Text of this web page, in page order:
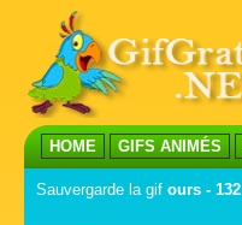
HOME GIFS ANIMÉS
Sauvergarde la gif ours - 132